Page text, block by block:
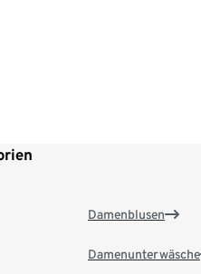
Damenblusen
Damenunterwäsche